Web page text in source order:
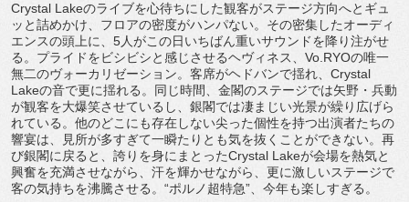
Crystal Lakeのライブを心待ちにした観客がステージ方向へとギュ
ッと詰めかけ、フロアの密度がハンパない。その密集したオーディ
エンスの頭上に、5人がこの日いちばん重いサウンドを降り注がせ
る。プライドをビシビシと感じさせるヘヴィネス、Vo.RYOの唯一
無二のヴォーカリゼーション。客席がヘドバンで揺れ、Crystal
Lakeの音で更に揺れる。同じ時間、金閣のステージでは矢野・兵動
が観客を大爆笑させているし、銀閣では凄まじい光景が繰り広げら
れている。他のどこにも存在しない尖った個性を持つ出演者たちの
響宴は、見所が多すぎて一瞬たりとも気を抜くことができない。再
び銀閣に戻ると、誇りを身にまとったCrystal Lakeが会場を熱気と
興奮を充満させながら、汗を輝かせながら、更に激しいステージで
客の気持ちを沸騰させる。“ポルノ超特急”、今年も楽しすぎる。